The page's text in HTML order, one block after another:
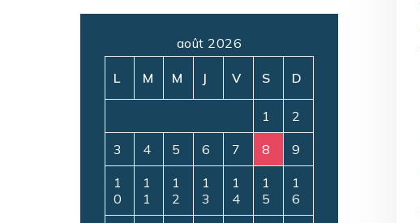
août 2026
L M M J V S D
1 2
3 4 5 6 7 8 9
1
0
1
1
1
2
1
3
1
4
1
5
1
6